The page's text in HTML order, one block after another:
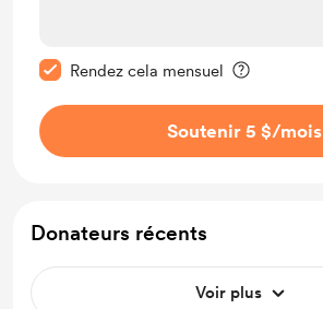
Rendez cela mensuel
Soutenir 5 $/mois
Donateurs récents
Voir plus